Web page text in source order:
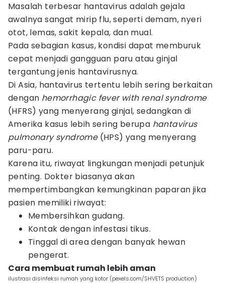
Masalah terbesar hantavirus adalah gejala
awalnya sangat mirip flu, seperti demam, nyeri
otot, lemas, sakit kepala, dan mual.
Pada sebagian kasus, kondisi dapat memburuk
cepat menjadi gangguan paru atau ginjal
tergantung jenis hantavirusnya.
Di Asia, hantavirus tertentu lebih sering berkaitan
dengan hemorrhagic fever with renal syndrome
(HFRS) yang menyerang ginjal, sedangkan di
Amerika kasus lebih sering berupa hantavirus
pulmonary syndrome(HPS) yang menyerang
paru-paru.
Karena itu, riwayat lingkungan menjadi petunjuk
penting. Dokter biasanya akan
mempertimbangkan kemungkinan paparan jika
pasien memiliki riwayat:
Membersihkan gudang.
Kontak dengan infestasi tikus.
Tinggal di area dengan banyak hewan
pengerat.
Cara membuat rumah lebih aman
ilustrasi disinfeksi rumah yang kotor (pexels.com/SHVETS production)